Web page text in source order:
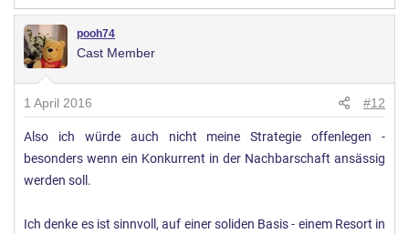
pooh74
Cast Member
1 April 2016 #12
Also ich würde auch nicht meine Strategie offenlegen -
besonders wenn ein Konkurrent in der Nachbarschaft ansässig
werden soll.
Ich denke es ist sinnvoll, auf einer soliden Basis - einem Resort in